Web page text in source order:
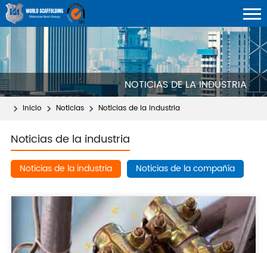
NOTICIAS DE LA INDUSTRIA
Inicio Noticias Noticias de la industria
Noticias de la industria
Noticias de la industria Noticias de la compañía